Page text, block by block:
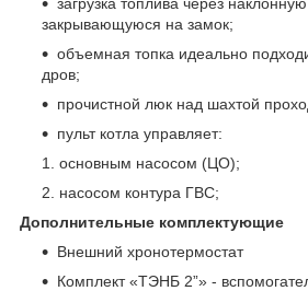
закрывающуюся на замок;
объемная топка идеально
дров;
прочистной люк над шахтой
пульт котла управляет:
основным насосом (ЦО);
насосом контура ГВС;
Дополнительные комплектующие
Внешний хронотермостат
Комплект «ТЭНБ 2”» -